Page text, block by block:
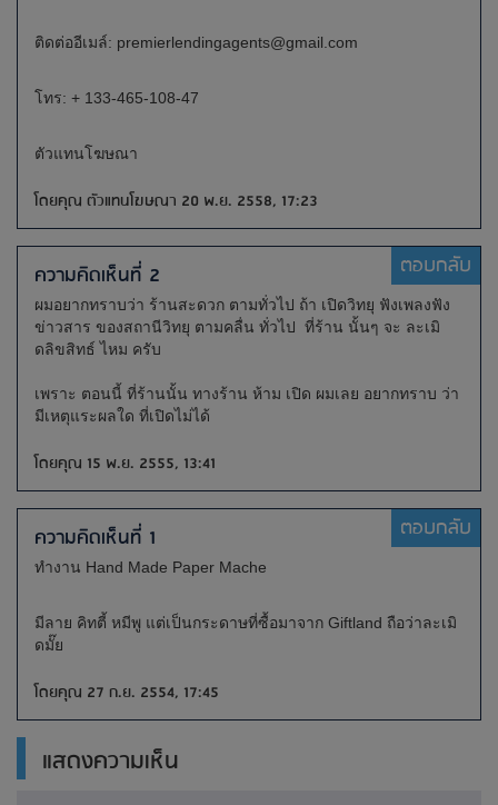
ติดต่ออีเมล์: premierlendingagents@gmail.com
โทร: + 133-465-108-47
ตัวแทนโฆษณา
โดยคุณ ตัวแทนโฆษณา 20 พ.ย. 2558, 17:23
ความคิดเห็นที่ 2 ตอบกลับ
ผมอยากทราบว่า ร้านสะดวก ตามทั่วไป ถ้า เปิดวิทยุ ฟังเพลงฟัง
ข่าวสาร ของสถานีวิทยุ ตามคลื่น ทั่วไป ที่ร้าน นั้นๆ จะ ละเมิ
ดลิขสิทธ์ ไหม ครับ
เพราะ ตอนนี้ ที่ร้านนั้น ทางร้าน ห้าม เปิด ผมเลย อยากทราบ ว่า
มีเหตุแระผลใด ที่เปิดไม่ได้
โดยคุณ 15 พ.ย. 2555, 13:41
ความคิดเห็นที่ 1 ตอบกลับ
ทำงาน Hand Made Paper Mache
มีลาย คิทตี้ หมีพู แต่เป็นกระดาษที่ซื้อมาจาก Giftland ถือว่าละเมิ
ดมั๊ย
โดยคุณ 27 ก.ย. 2554, 17:45
แสดงความเห็น